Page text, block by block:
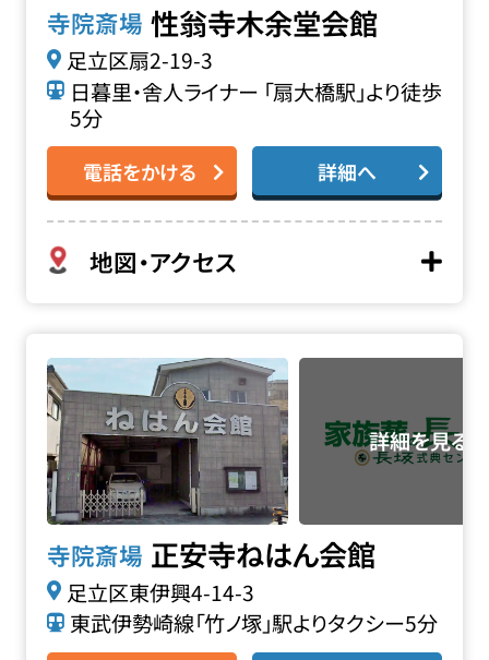
寺院斎場 性翁寺木余堂会館
足立区扇2-19-3
日暮里・舎人ライナー 「扇大橋駅」より徒歩
5分
電話をかける 詳細へ
地図・アクセス
寺院斎場 正安寺ねはん会館
足立区東伊興4-14-3
東武伊勢崎線「竹ノ塚」駅よりタクシー5分